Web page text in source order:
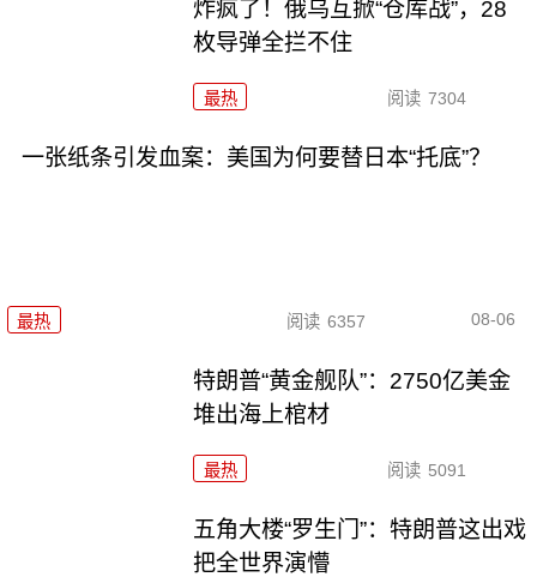
炸疯了！俄乌互掀“仓库战”，28
枚导弹全拦不住
最热 阅读 7304
一张纸条引发血案：美国为何要替日本“托底”？
最热 阅读 6357 08-06
特朗普“黄金舰队”：2750亿美金
堆出海上棺材
最热 阅读 5091
五角大楼“罗生门”：特朗普这出戏
把全世界演懵